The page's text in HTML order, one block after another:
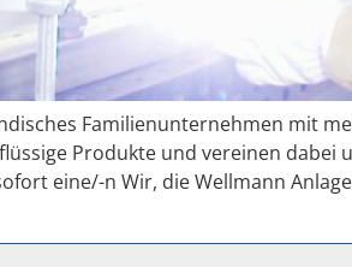
Familienunternehmen mit
Produkte und vereinen dabei
eine/-n Wir, die Wellmann